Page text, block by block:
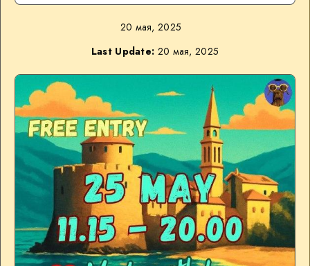
20 мая, 2025
Last Update: 20 мая, 2025